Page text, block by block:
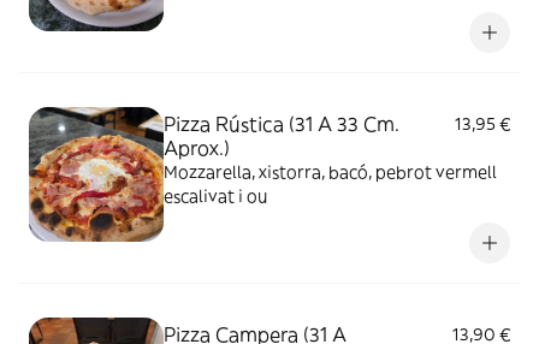
Pizza Rústica (31 A 33 Cm.
Aprox.)
13,95 €
Mozzarella, xistorra, bacó, pebrot vermell
escalivat i ou
Pizza Campera (31 A
13,90 €